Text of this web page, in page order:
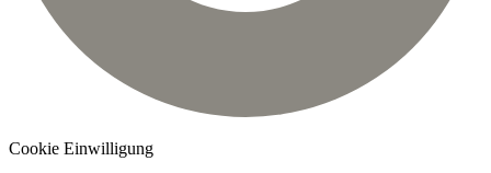
Cookie Einwilligung